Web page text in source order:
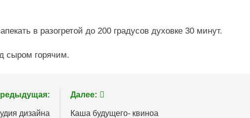
в разогретой до 200 градусов духовке 30 минут.
сыром горячим.
дизайна
Далее:
Каша будущего- квиноа